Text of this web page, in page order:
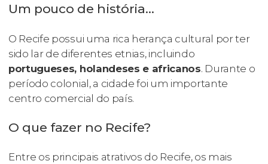
Um pouco de história…
O Recife possui uma rica herança cultural por ter
sido lar de diferentes etnias, incluindo
portugueses, holandeses e africanos. Durante o
período colonial, a cidade foi um importante
centro comercial do país.
O que fazer no Recife?
Entre os principais atrativos do Recife, os mais